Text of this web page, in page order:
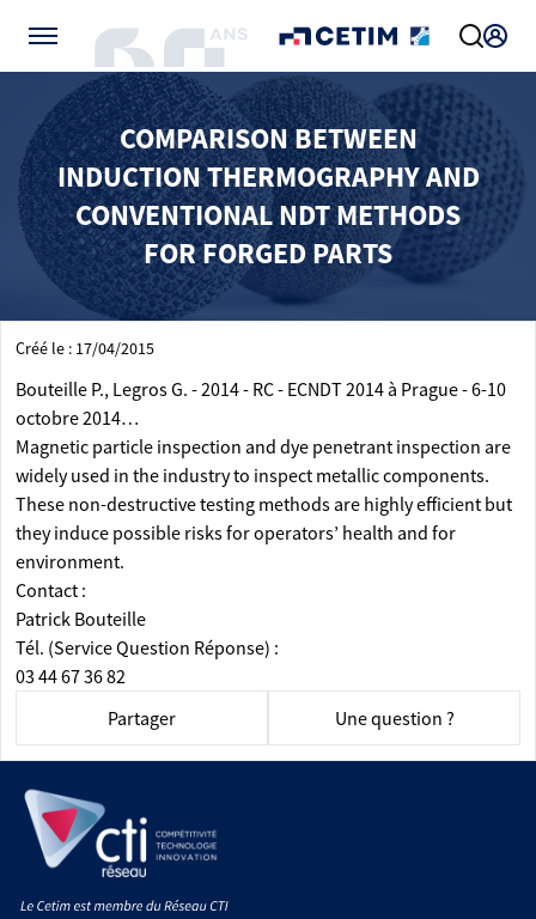
COMPARISON BETWEEN
INDUCTION THERMOGRAPHY AND
CONVENTIONAL NDT METHODS
FOR FORGED PARTS
Créé le : 17/04/2015
Bouteille P., Legros G. - 2014 - RC - ECNDT 2014 à Prague - 6-10
octobre 2014…
Magnetic particle inspection and dye penetrant inspection are
widely used in the industry to inspect metallic components.
These non-destructive testing methods are highly efficient but
they induce possible risks for operators’ health and for
environment.
Contact :
Patrick Bouteille
Tél. (Service Question Réponse) :
03 44 67 36 82
Partager
Une question ?